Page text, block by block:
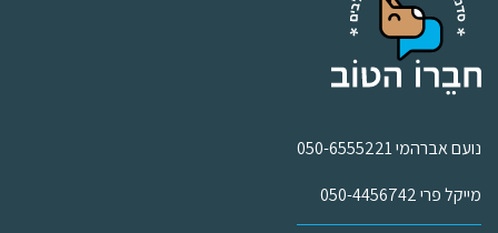
נועם אברהמי 050-6555221
מייקל פרי 050-4456742